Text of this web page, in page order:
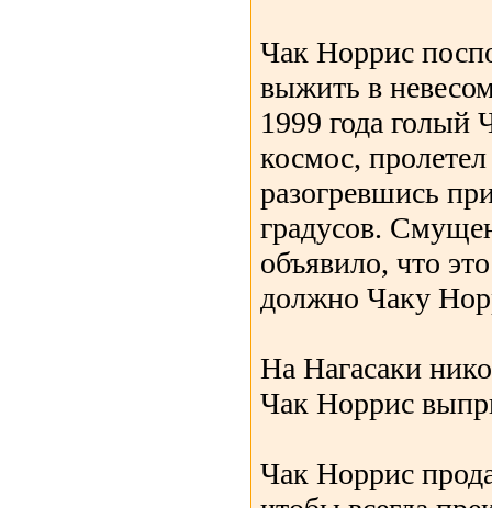
Чак Норрис
выжить в
1999 года
космос,
разогревшись
градусов.
объявило, что
должно Чаку
На Нагасаки
Чак Норрис
Чак Норрис